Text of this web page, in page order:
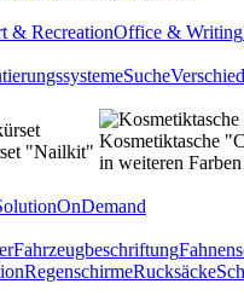
& RecreationOffice & Writing
Suche
"Nailkit"
Kosmetiktasche
in weiteren
Fahrzeugbeschriftung
RegenschirmeRucksäcke